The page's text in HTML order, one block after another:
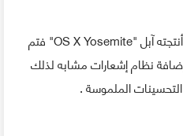
من أجمل أنظمة الماك هو آخر ما أنتجته آبل "OS X Yosemite" فتم
نظام إشعارات مشابه لذلك